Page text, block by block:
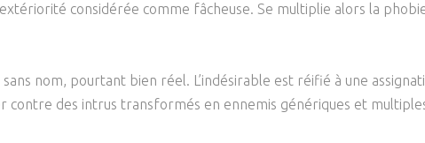
considérée comme fâcheuse. Se multiplie alors la
nom, pourtant bien réel. L’indésirable est réifié à une
des intrus transformés en ennemis génériques et